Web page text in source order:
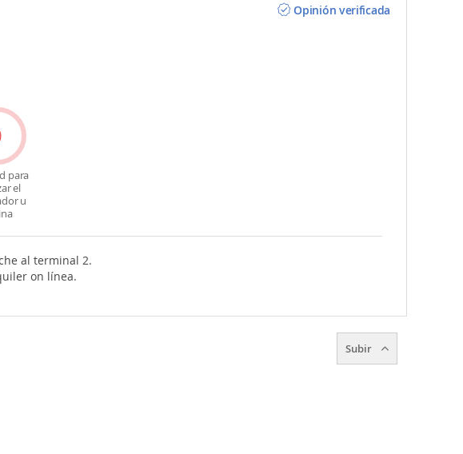
Opinión verificada
para
el
u
al terminal 2.
on línea.
Subir